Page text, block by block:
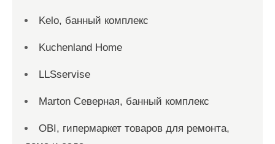
Kelo, банный комплекс
Kuchenland Home
LLSservise
Marton Северная, банный комплекс
OBI, гипермаркет товаров для ремонта,